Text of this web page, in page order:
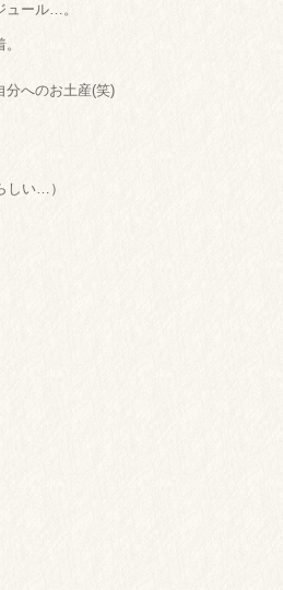
ュール…。
分へのお土産(笑)
しい…）